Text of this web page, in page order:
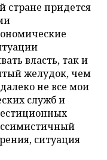
стране придется
власть, так и
желудок, чем
не все мои
служб и
ситуация